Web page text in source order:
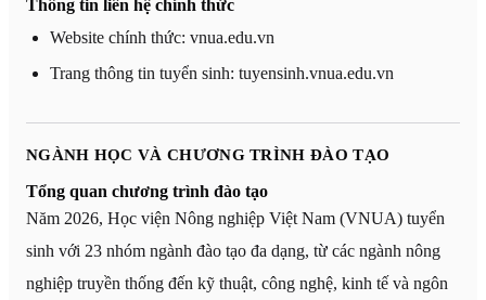
Thông tin liên hệ chính thức
Website chính thức: vnua.edu.vn
Trang thông tin tuyển sinh: tuyensinh.vnua.edu.vn
NGÀNH HỌC VÀ CHƯƠNG TRÌNH ĐÀO TẠO
Tổng quan chương trình đào tạo
Năm 2026, Học viện Nông nghiệp Việt Nam (VNUA) tuyển
sinh với 23 nhóm ngành đào tạo đa dạng, từ các ngành nông
nghiệp truyền thống đến kỹ thuật, công nghệ, kinh tế và ngôn